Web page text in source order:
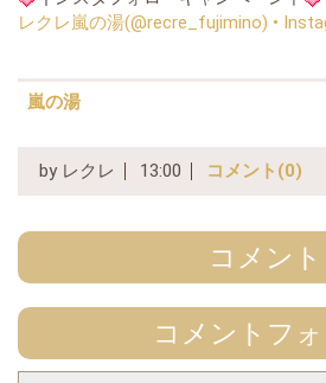
レクレ嵐の湯(@recre_fujimino) •
嵐の湯
by レクレ 13:00 コメント(0)
コメント
コメントフ